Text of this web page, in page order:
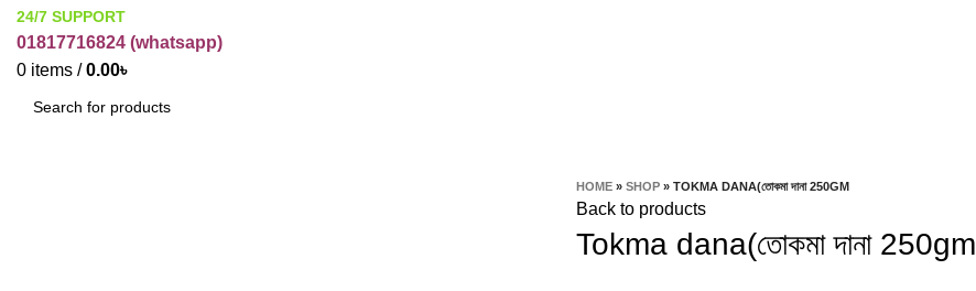
24/7 SUPPORT
01817716824 (whatsapp)
0 items / 0.00৳
HOME» SHOP» TOKMA DANA(তোকমা দানা 250GM
Back to products
Tokma dana(তোকমা দানা 250gm